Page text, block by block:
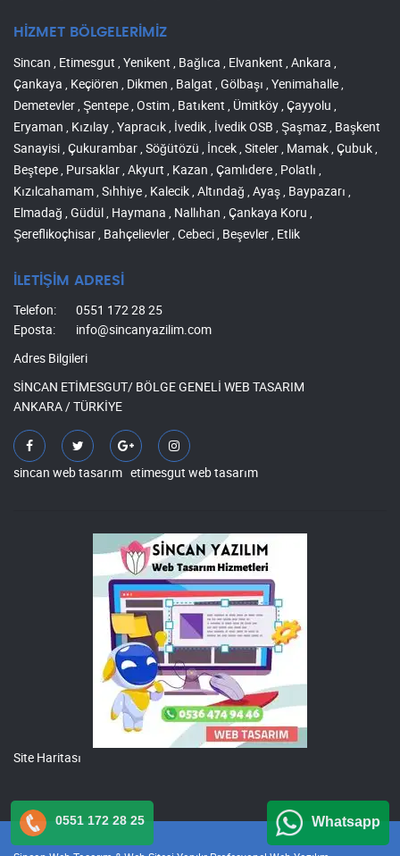
HİZMET BÖLGELERİMİZ
Sincan , Etimesgut , Yenikent , Bağlıca , Elvankent , Ankara ,
Çankaya , Keçiören , Dikmen , Balgat , Gölbaşı , Yenimahalle ,
Demetevler , Şentepe , Ostim , Batıkent , Ümitköy , Çayyolu ,
Eryaman , Kızılay , Yapracık , İvedik , İvedik OSB , Şaşmaz , Başkent
Sanayisi , Çukurambar , Söğütözü , İncek , Siteler , Mamak , Çubuk ,
Beştepe , Pursaklar , Akyurt , Kazan , Çamlıdere , Polatlı ,
Kızılcahamam , Sıhhiye , Kalecik , Altındağ , Ayaş , Baypazarı ,
Elmadağ , Güdül , Haymana , Nallıhan , Çankaya Koru ,
Şereflikoçhisar , Bahçelievler , Cebeci , Beşevler , Etlik
İLETİŞİM ADRESİ
Telefon:
0551 172 28 25
Eposta:
info@sincanyazilim.com
Adres Bilgileri
SİNCAN ETİMESGUT/ BÖLGE GENELİ WEB TASARIM
ANKARA / TÜRKİYE
sincan web tasarım etimesgut web tasarım
Site Haritası
0551 172 28 25 Whatsapp